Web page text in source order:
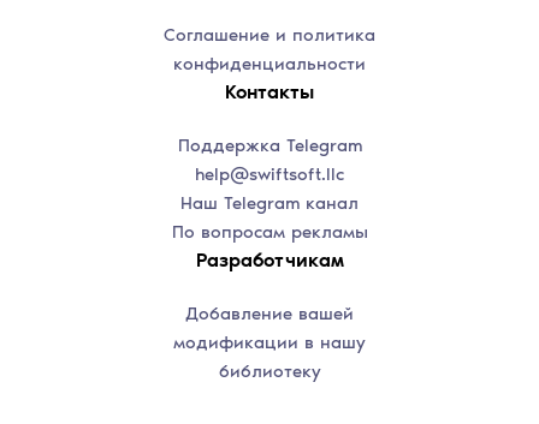
Соглашение и политика
конфиденциальности
Контакты
Поддержка Telegram
help@swiftsoft.llc
Наш Telegram канал
По вопросам рекламы
Разработчикам
Добавление вашей
модификации в нашу
библиотеку